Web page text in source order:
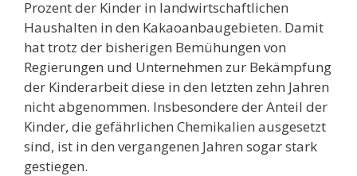
Prozent der Kinder in landwirtschaftlichen
Haushalten in den Kakaoanbaugebieten. Damit
hat trotz der bisherigen Bemühungen von
Regierungen und Unternehmen zur Bekämpfung
der Kinderarbeit diese in den letzten zehn Jahren
nicht abgenommen. Insbesondere der Anteil der
Kinder, die gefährlichen Chemikalien ausgesetzt
sind, ist in den vergangenen Jahren sogar stark
gestiegen.